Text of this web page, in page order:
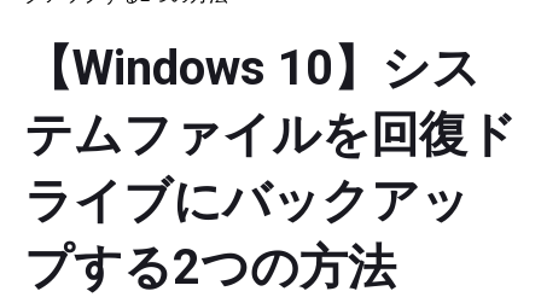
【Windows 10】シス
テムファイルを回復ド
ライブにバックアッ
プする2つの方法